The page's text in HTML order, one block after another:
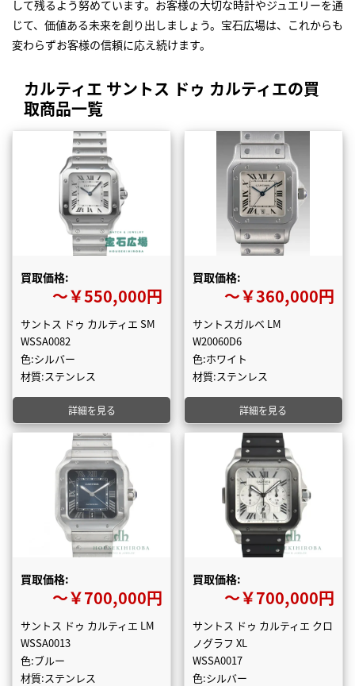
して残るよう努めています。お客様の大切な時計やジュエリーを通
じて、価値ある未来を創り出しましょう。宝石広場は、これからも
変わらずお客様の信頼に応え続けます。
カルティエ サントス ドゥ カルティエの買
取商品一覧
買取価格:
〜￥550,000円
サントス ドゥ カルティエ SM
WSSA0082
色:シルバー
材質:ステンレス
詳細を見る
買取価格:
〜￥360,000円
サントスガルベ LM
W20060D6
色:ホワイト
材質:ステンレス
詳細を見る
買取価格:
〜￥700,000円
サントス ドゥ カルティエ LM
WSSA0013
色:ブルー
材質:ステンレス
買取価格:
〜￥700,000円
サントス ドゥ カルティエ クロ
ノグラフ XL
WSSA0017
色:シルバー